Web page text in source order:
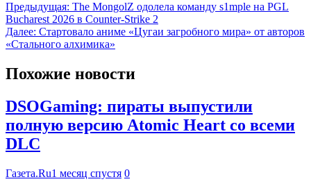
Предыдущая: The MongolZ одолела команду s1mple на PGL
Bucharest 2026 в Counter-Strike 2
Далее: Стартовало аниме «Цугаи загробного мира» от авторов
«Стального алхимика»
Похожие новости
DSOGaming: пираты выпустили
полную версию Atomic Heart со всеми
DLC
Газета.Ru1 месяц спустя 0